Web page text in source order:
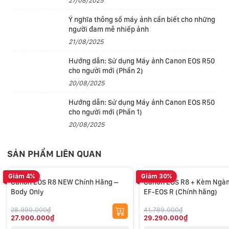
bắt đầu ghi ảnh 0,5 giây trước khi nhấn hết nút trập.
Chiếc máy ảnh EOS R8 Với 1053 điểm AF tự động bao
phủ toàn bộ vùng cảm biến, hệ thống Dual Pixel CMOS
AF II tiên tiến cung cấp hiệu suất lấy nét cực nhanh và
chính xác. Hệ thống lấy nét nhận diện theo pha này
cung cấp tính năng phát hiện và theo dõi đối tượng
nâng cao, nhận dạng được người, động vật và phương
Ý nghĩa thông số máy ảnh cần biết cho những
người đam mê nhiếp ảnh
21/08/2025
Hướng dẫn: Sử dụng Máy ảnh Canon EOS R50
cho người mới (Phần 2)
20/08/2025
Hướng dẫn: Sử dụng Máy ảnh Canon EOS R50
cho người mới (Phần 1)
20/08/2025
SẢN PHẨM LIÊN QUAN
Giảm 4%
Canon EOS R8 NEW Chính Hãng –
Body Only
28.990.000₫
27.900.000₫
Giảm 30%
Canon EOS R8 + Kèm
EF-EOS R (Chính hãng)
41.789.000₫
29.290.000₫